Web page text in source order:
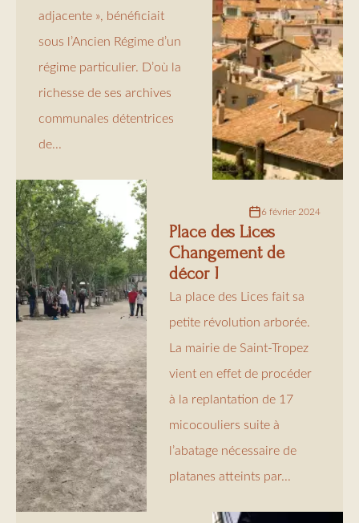
adjacente », bénéficiait
sous l’Ancien Régime d’un
régime particulier. D’où la
richesse de ses archives
communales détentrices
de...
6 février 2024
Place des Lices
Changement de
décor !
La place des Lices fait sa
petite révolution arborée.
La mairie de Saint-Tropez
vient en effet de procéder
à la replantation de 17
micocouliers suite à
l’abatage nécessaire de
platanes atteints par...